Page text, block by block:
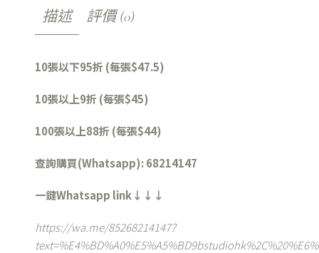
金
卷
描述 評價 (0)
10張以下95折 (每張$47.5)
10張以上9折 (每張$45)
100張以上88折 (每張$44)
查詢購買(Whatsapp): 68214147
一鍵Whatsapp link↓↓↓
https://wa.me/85268214147?